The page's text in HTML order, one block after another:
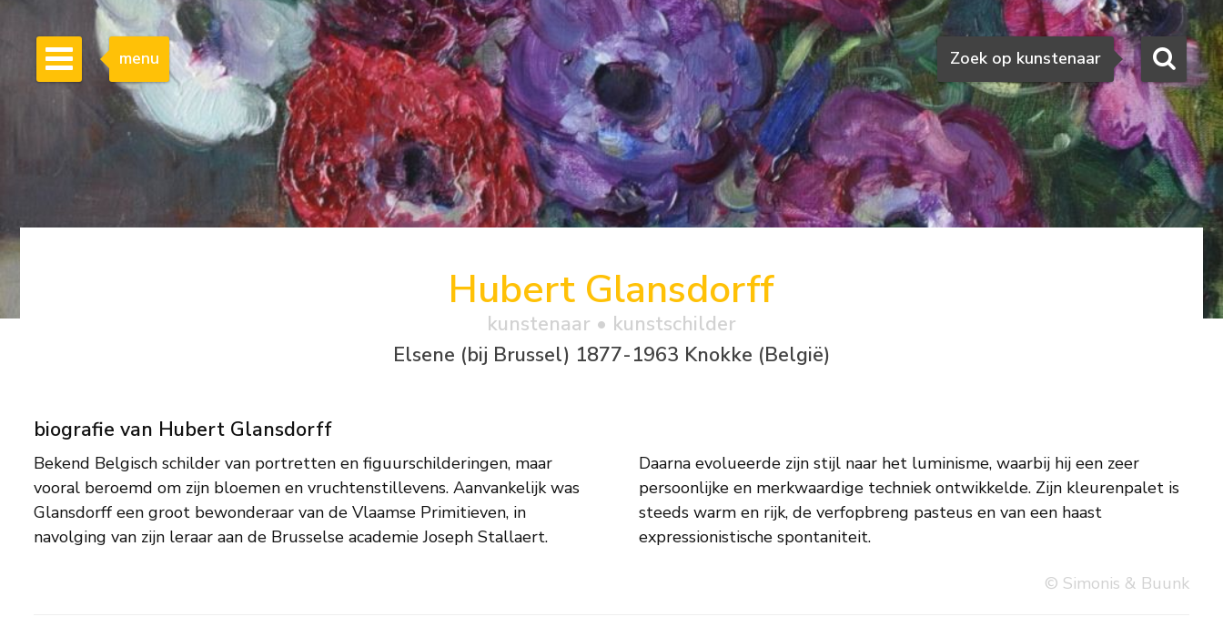
Zoeken
Zoek op kunstenaar
menu
Hubert Glansdorff
kunstenaar • kunstschilder
Elsene (bij Brussel) 1877-1963 Knokke (België)
biografie van Hubert Glansdorff
Bekend Belgisch schilder van portretten en figuurschilderingen, maar
vooral beroemd om zijn bloemen en vruchtenstillevens. Aanvankelijk was
Glansdorff een groot bewonderaar van de Vlaamse Primitieven, in
navolging van zijn leraar aan de Brusselse academie Joseph Stallaert.
Daarna evolueerde zijn stijl naar het luminisme, waarbij hij een zeer
persoonlijke en merkwaardige techniek ontwikkelde. Zijn kleurenpalet is
steeds warm en rijk, de verfopbreng pasteus en van een haast
expressionistische spontaniteit.
© Simonis & Buunk